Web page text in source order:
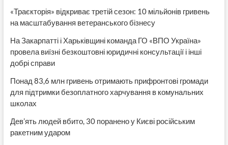
«Траєкторія» відкриває третій сезон: 10 мільйонів гривень
на масштабування ветеранського бізнесу
На Закарпатті і Харьківщині команда ГО «ВПО Україна»
провела виїзні безкоштовні юридичні консультації і інші
добрі справи
Понад 83,6 млн гривень отримають прифронтові громади
для підтримки безоплатного харчування в комунальних
школах
Дев’ять людей вбито, 30 поранено у Києві російським
ракетним ударом